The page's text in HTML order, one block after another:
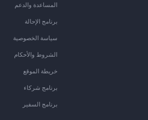
المساعدة والدعم
برنامج الإحالة
سياسة الخصوصية
الشروط والأحكام
خريطة الموقع
برنامج شركاء
برنامج السفير